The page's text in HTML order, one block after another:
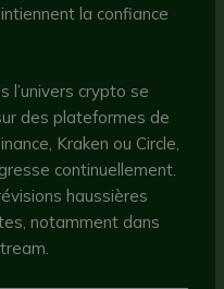
la confiance
l’univers crypto se
des plateformes de
Kraken ou Circle,
continuellement.
haussières
notamment dans